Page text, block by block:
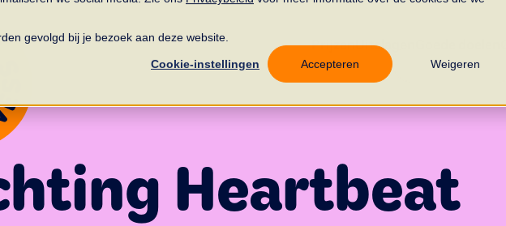
gevolgd bij je bezoek aan deze website.
Cookie-instellingen Accepteren Weigeren
PrijzenUitslagen
Heartbeat